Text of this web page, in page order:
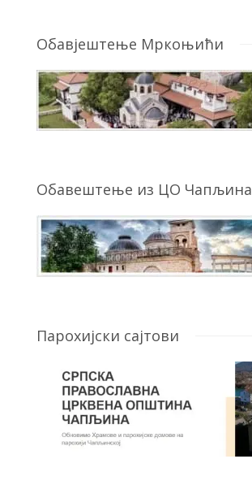
Обавјештење Мркоњићи
Обавештење из ЦО Чапљина
Парохијски сајтови